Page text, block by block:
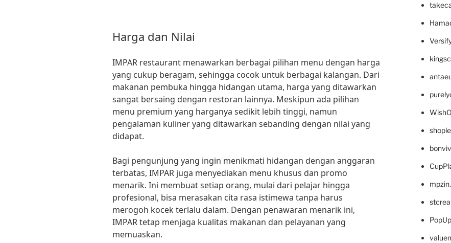
Harga dan Nilai
IMPAR restaurant menawarkan berbagai pilihan menu dengan harga
yang cukup beragam, sehingga cocok untuk berbagai kalangan. Dari
makanan pembuka hingga hidangan utama, harga yang ditawarkan
sangat bersaing dengan restoran lainnya. Meskipun ada pilihan
menu premium yang harganya sedikit lebih tinggi, namun
pengalaman kuliner yang ditawarkan sebanding dengan nilai yang
didapat.
Bagi pengunjung yang ingin menikmati hidangan dengan anggaran
terbatas, IMPAR juga menyediakan menu khusus dan promo
menarik. Ini membuat setiap orang, mulai dari pelajar hingga
profesional, bisa merasakan cita rasa istimewa tanpa harus
merogoh kocek terlalu dalam. Dengan penawaran menarik ini,
IMPAR tetap menjaga kualitas makanan dan pelayanan yang
memuaskan.